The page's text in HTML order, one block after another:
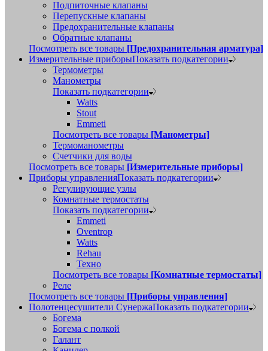
Подпиточные клапаны
Перепускные клапаны
Предохранительные клапаны
Обратные клапаны
Посмотреть все товары [Предохранительная арматура]
Измерительные приборыПоказать подкатегории
Термометры
Манометры
Показать подкатегории
Watts
Stout
Emmeti
Посмотреть все товары [Манометры]
Термоманометры
Счетчики для воды
Посмотреть все товары [Измерительные приборы]
Приборы управленияПоказать подкатегории
Регулирующие узлы
Комнатные термостаты
Показать подкатегории
Emmeti
Oventrop
Watts
Rehau
Техно
Посмотреть все товары [Комнатные термостаты]
Реле
Посмотреть все товары [Приборы управления]
Полотенцесушители СунержаПоказать подкатегории
Богема
Богема с полкой
Галант